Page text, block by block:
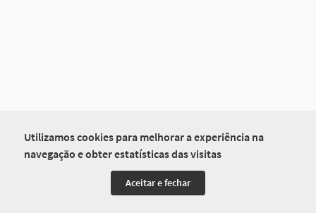
Utilizamos cookies para melhorar a experiência na
navegação e obter estatísticas das visitas
Aceitar e fechar